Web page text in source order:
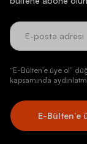
“E-Bülten’e üye ol”
kapsamında
E-Bülten’e